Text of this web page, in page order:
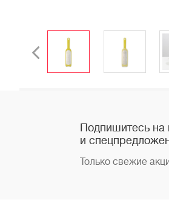
Подпишитесь на
и
Только свежие